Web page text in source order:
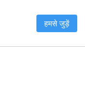
हमसे जुड़ें